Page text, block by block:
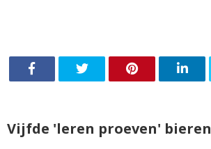
Vijfde 'leren proeven' bieren